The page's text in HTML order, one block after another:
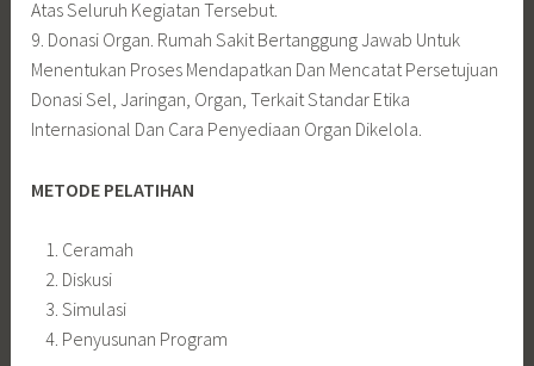
Atas Seluruh Kegiatan Tersebut.
9. Donasi Organ. Rumah Sakit Bertanggung Jawab Untuk
Menentukan Proses Mendapatkan Dan Mencatat Persetujuan
Donasi Sel, Jaringan, Organ, Terkait Standar Etika
Internasional Dan Cara Penyediaan Organ Dikelola.
METODE PELATIHAN
Ceramah
Diskusi
Simulasi
Penyusunan Program